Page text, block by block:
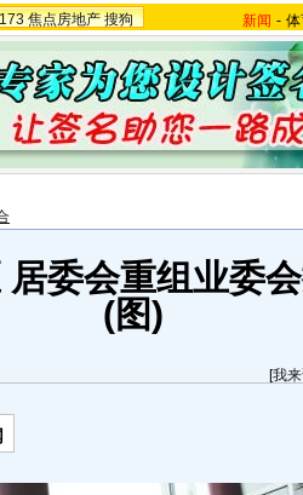
焦点房地产 搜狗 新闻 -
委会重组业委
(图)
[我